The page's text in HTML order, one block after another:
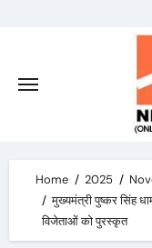
Home 2025
मुख्यमंत्री पुष्कर सिंह
विजेताओं को पुरस्कृत